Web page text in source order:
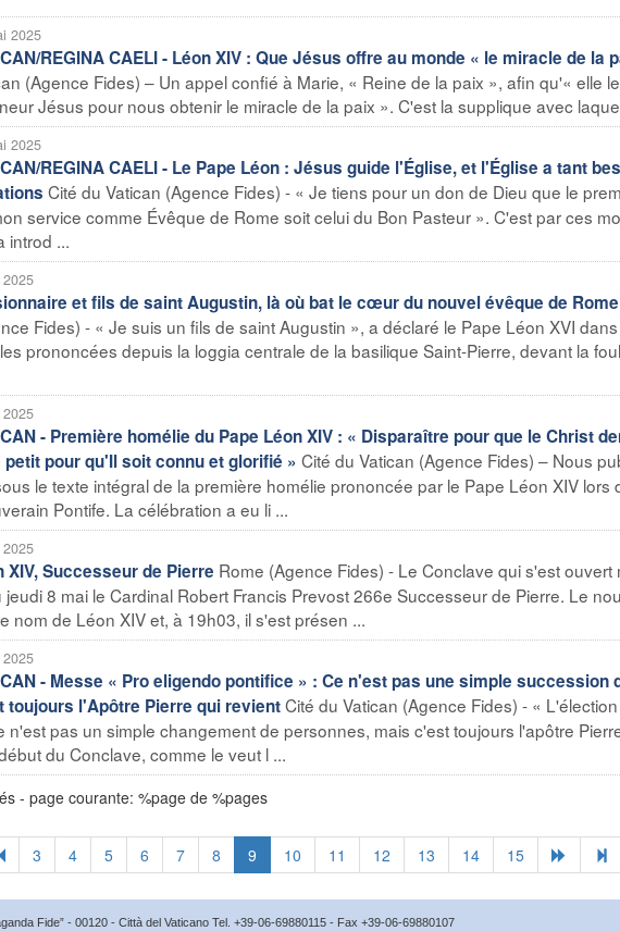
2025
REGINA CAELI - Léon XIV : Que Jésus offre au monde « le miracle de la
(Agence Fides) – Un appel confié à Marie, « Reine de la paix », afin qu'« elle
Jésus pour nous obtenir le miracle de la paix ». C'est la supplique avec
2025
REGINA CAELI - Le Pape Léon : Jésus guide l'Église, et l'Église a tant
Cité du Vatican (Agence Fides) - « Je tiens pour un don de Dieu que le
service comme Évêque de Rome soit celui du Bon Pasteur ». C'est par ces
introd ...
et fils de saint Augustin, là où bat le cœur du nouvel évêque de Rome
Fides) - « Je suis un fils de saint Augustin », a déclaré le Pape Léon XVI
prononcées depuis la loggia centrale de la basilique Saint-Pierre, devant la
- Première homélie du Pape Léon XIV : « Disparaître pour que le Christ
petit pour qu'Il soit connu et glorifié » Cité du Vatican (Agence Fides) – Nous
le texte intégral de la première homélie prononcée par le Pape Léon XIV lors
Pontife. La célébration a eu li ...
XIV, Successeur de Pierre Rome (Agence Fides) - Le Conclave qui s'est ouvert
jeudi 8 mai le Cardinal Robert Francis Prevost 266e Successeur de Pierre. Le
nom de Léon XIV et, à 19h03, il s'est présen ...
- Messe « Pro eligendo pontifice » : Ce n'est pas une simple succession
toujours l'Apôtre Pierre qui revientCité du Vatican (Agence Fides) - «
n'est pas un simple changement de personnes, mais c'est toujours l'apôtre
du Conclave, comme le veut l ...
- page courante: %page de %pages
3 4 5 6 7 8 9 10 11 12 13 14 15
Fide” - 00120 - Città del Vaticano Tel. +39-06-69880115 - Fax +39-06-69880107